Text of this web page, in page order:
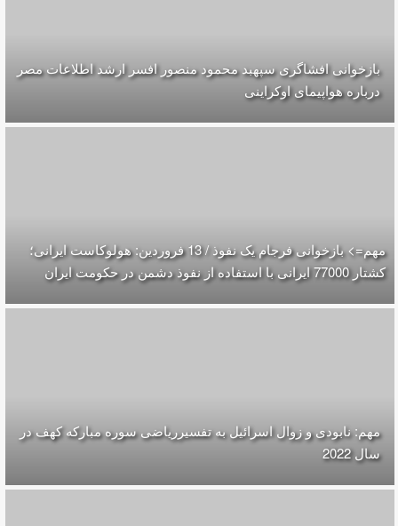
بازخوانی افشاگری سپهبد محمود منصور افسر ارشد اطلاعات مصر
درباره هواپیمای اوکراینی
مهم=> بازخوانی فرجام یک نفوذ / 13 فروردین: هولوکاست ایرانی؛
کشتار 77000 ایرانی با استفاده از نفوذ دشمن در حکومت ایران
مهم: نابودی و زوال اسرائیل به تفسیرریاضی سوره مبارکه کهف در
سال 2022